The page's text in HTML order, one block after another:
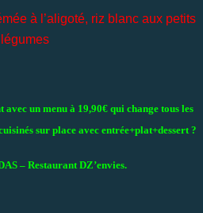
à l’aligoté, riz blanc aux petits
légumes
un menu à 19,90€ qui change tous les
sur placeavec entrée+plat+dessert ?
– Restaurant DZ’envies.